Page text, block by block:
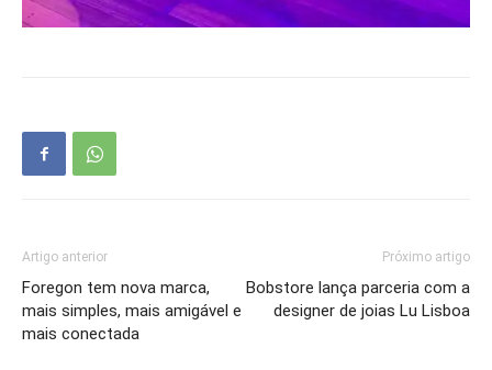
Artigo anterior
Foregon tem nova marca,
mais simples, mais amigável e
mais conectada
Próximo artigo
Bobstore lança parceria com a
designer de joias Lu Lisboa